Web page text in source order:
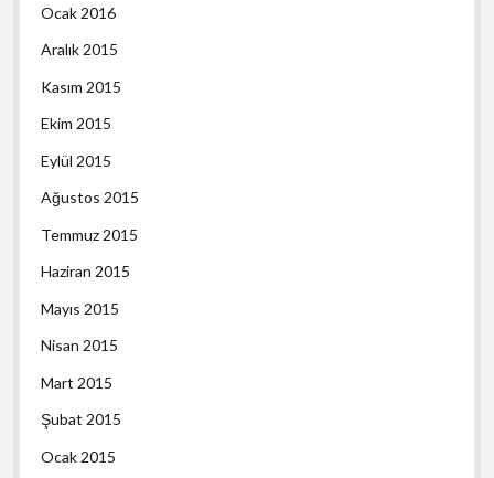
Ocak 2016
Aralık 2015
Kasım 2015
Ekim 2015
Eylül 2015
Ağustos 2015
Temmuz 2015
Haziran 2015
Mayıs 2015
Nisan 2015
Mart 2015
Şubat 2015
Ocak 2015